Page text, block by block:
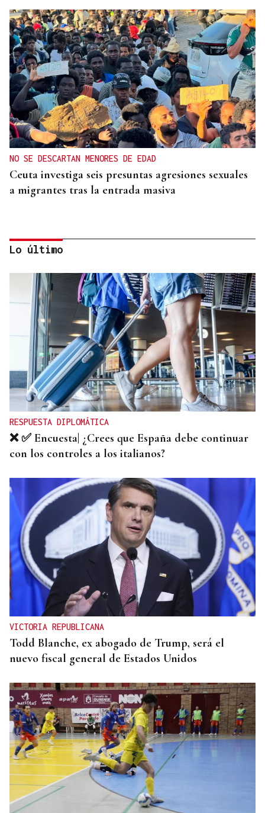
NO SE DESCARTAN MENORES DE EDAD
Ceuta investiga seis presuntas agresiones sexuales
a migrantes tras la entrada masiva
ADVIERTE CONTRA RETORNOS
Unicef asegura que "faltan menores por registrar"
en Ceuta y pide analizar caso por caso
Lo último
RESPUESTA DIPLOMÁTICA
❌ ✅ Encuesta| ¿Crees que España debe continuar
con los controles a los italianos?
VICTORIA REPUBLICANA
Todd Blanche, ex abogado de Trump, será el
nuevo fiscal general de Estados Unidos